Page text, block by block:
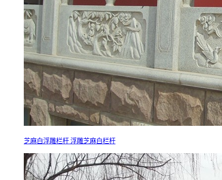
芝麻白浮雕栏杆 浮雕芝麻白栏杆